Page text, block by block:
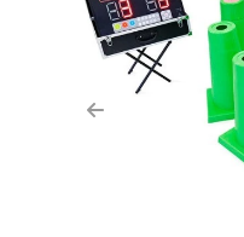
Previous